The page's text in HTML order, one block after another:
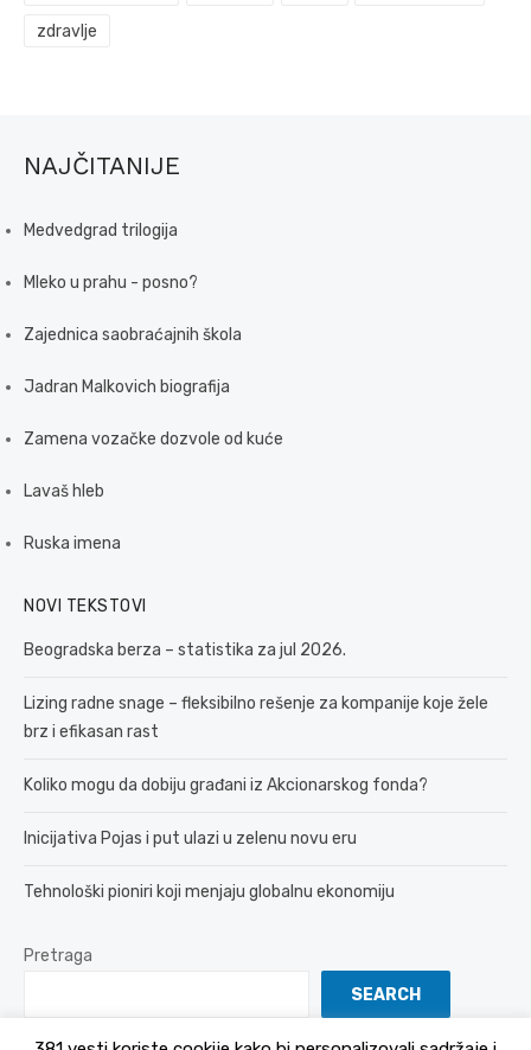
zdravlje
NAJČITANIJE
Medvedgrad trilogija
Mleko u prahu - posno?
Zajednica saobraćajnih škola
Jadran Malkovich biografija
Zamena vozačke dozvole od kuće
Lavaš hleb
Ruska imena
NOVI TEKSTOVI
Beogradska berza – statistika za jul 2026.
Lizing radne snage – fleksibilno rešenje za kompanije koje žele
brz i efikasan rast
Koliko mogu da dobiju građani iz Akcionarskog fonda?
Inicijativa Pojas i put ulazi u zelenu novu eru
Tehnološki pioniri koji menjaju globalnu ekonomiju
Pretraga
SEARCH